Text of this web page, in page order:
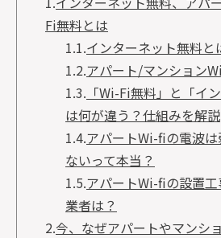
Fi無料とは
1.1.インターネット無料と
1.2.アパート/マンション
1.3. 「Wi-Fi無料」と「イ
は何が違う？仕組みを解説
1.4.アパートWi-fiの電波
ないって本当？
1.5.アパートWi-fiの設置
業者は？
2.今、なぜアパートやマンシ